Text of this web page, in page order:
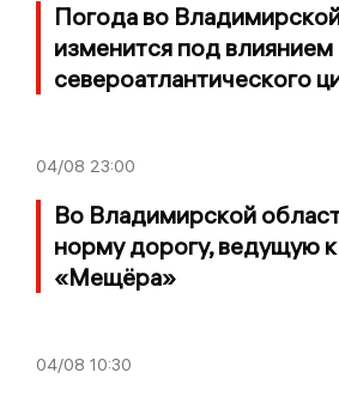
Погода во
изменится под влиянием
североатлантического
04/08 23:00
Во Владимирской
норму дорогу, ведущую к
«Мещёра»
04/08 10:30